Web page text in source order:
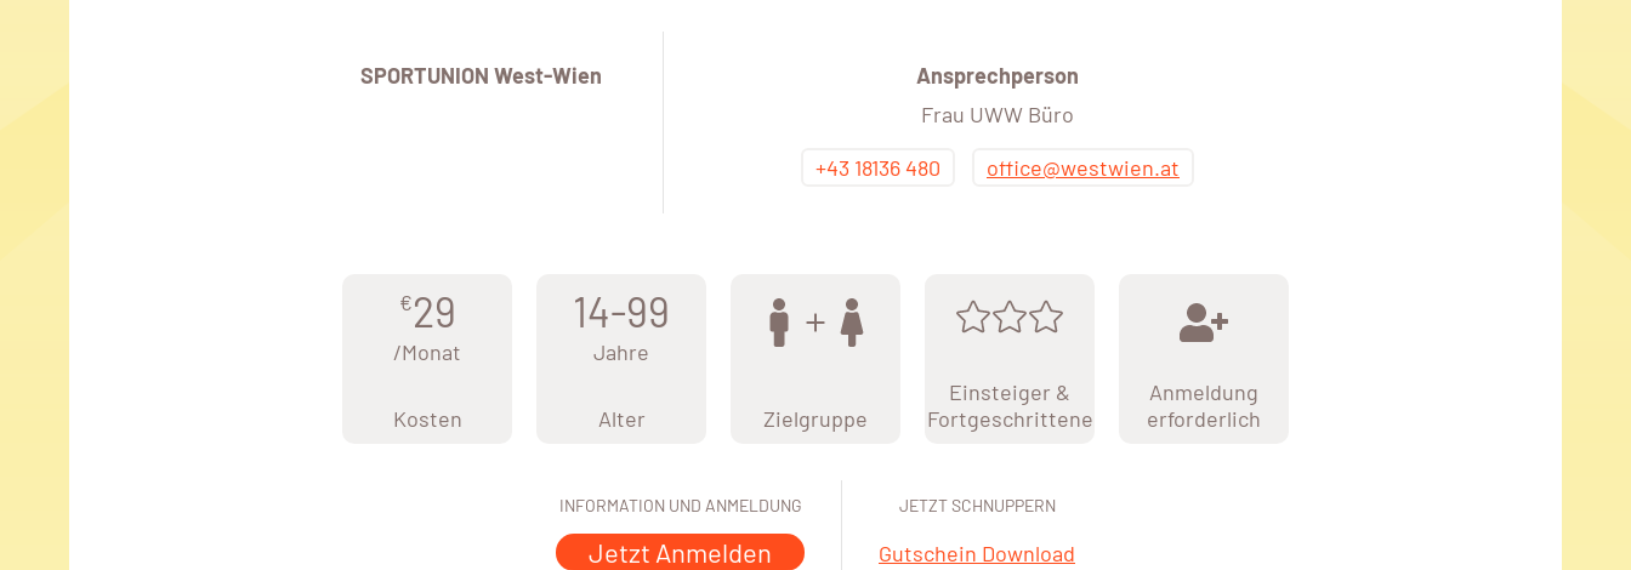
SPORTUNION West-Wien
Ansprechperson
Frau UWW Büro
+43 18136 480
office@westwien.at
€29
/Monat
Kosten
14-99
Jahre
Alter Zielgruppe
Einsteiger &
Fortgeschrittene
Anmeldung
erforderlich
INFORMATION UND ANMELDUNG
Jetzt Anmelden
JETZT SCHNUPPERN
Gutschein Download